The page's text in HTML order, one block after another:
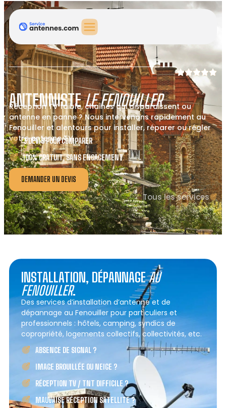
ANTENNISTELE FENOUILLER
Réception TV faible, chaînes qui disparaissent ou
antenne en panne ? Nous intervenons rapidement au
Fenouiller et alentours pour installer, réparer ou régler
votre antenne TV.
3 DEVIS POUR COMPARER
100% GRATUIT, SANS ENGAGEMENT
DEMANDER UN DEVIS
Tous les services
INSTALLATION, DÉPANNAGEAU
FENOUILLER.
Des services d’installation d’antenne et de
dépannage au Fenouiller pour particuliers et
professionnels : hôtels, camping, syndics de
copropriété, logements collectifs, collectivités, etc.
ABSENCE DE SIGNAL ?
IMAGE BROUILLÉE OU NEIGE ?
RÉCEPTION TV / TNT DIFFICILE ?
MAUVAISE RÉCEPTION SATELLITE ?